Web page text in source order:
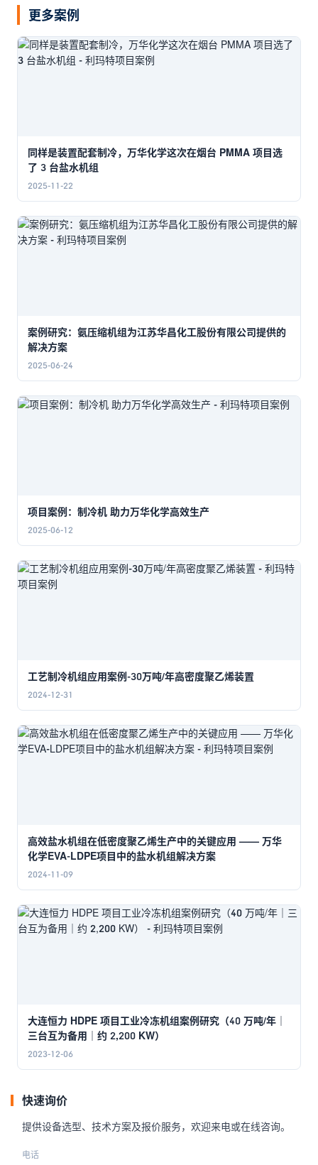
更多案例
同样是装置配套制冷，万华化学这次在烟台 PMMA 项目选
了 3 台盐水机组
2025-11-22
案例研究：氨压缩机组为江苏华昌化工股份有限公司提供的
解决方案
2025-06-24
项目案例：制冷机 助力万华化学高效生产
2025-06-12
工艺制冷机组应用案例-30万吨/年高密度聚乙烯装置
2024-12-31
高效盐水机组在低密度聚乙烯生产中的关键应用 —— 万华
化学EVA-LDPE项目中的盐水机组解决方案
2024-11-09
大连恒力 HDPE 项目工业冷冻机组案例研究（40 万吨/年｜
三台互为备用｜约 2,200 KW）
2023-12-06
快速询价
提供设备选型、技术方案及报价服务，欢迎来电或在线咨询。
电话